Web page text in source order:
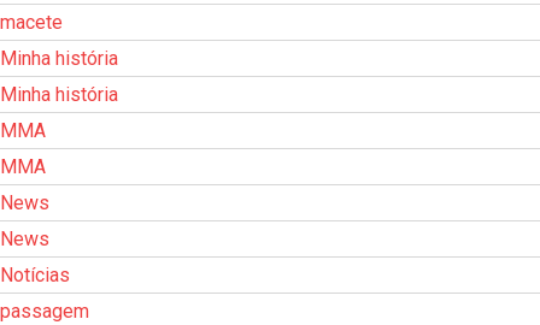
macete
Minha história
Minha história
MMA
MMA
News
News
Notícias
passagem